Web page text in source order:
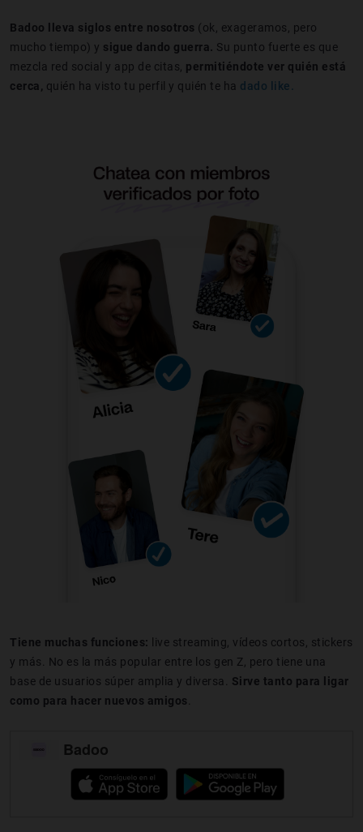
Badoo lleva siglos entre nosotros (ok, exageramos, pero
mucho tiempo) y sigue dando guerra. Su punto fuerte es que
mezcla red social y app de citas, permitiéndote ver quién está
cerca, quién ha visto tu perfil y quién te ha dado like.
Tiene muchas funciones: live streaming, vídeos cortos, stickers
y más. No es la más popular entre los gen Z, pero tiene una
base de usuarios súper amplia y diversa. Sirve tanto para ligar
como para hacer nuevos amigos.
Badoo